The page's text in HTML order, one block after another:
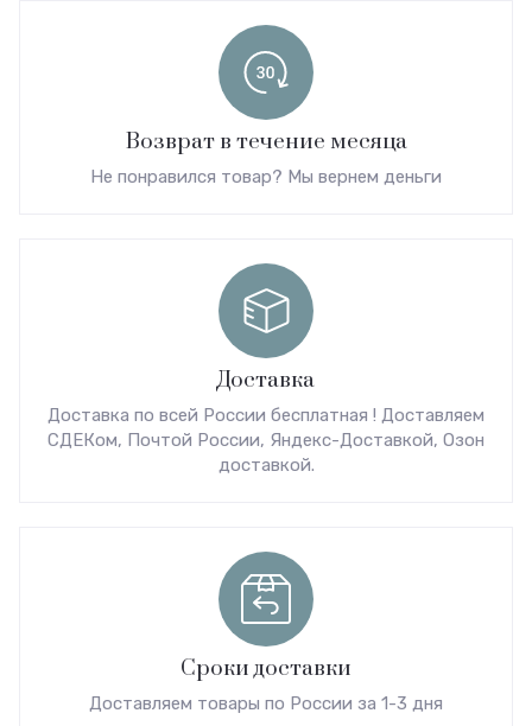
Возврат в течение месяца
Не понравился товар? Мы вернем деньги
Доставка
Доставка по всей России бесплатная ! Доставляем
СДЕКом, Почтой России, Яндекс-Доставкой, Озон
доставкой.
Сроки доставки
Доставляем товары по России за 1-3 дня